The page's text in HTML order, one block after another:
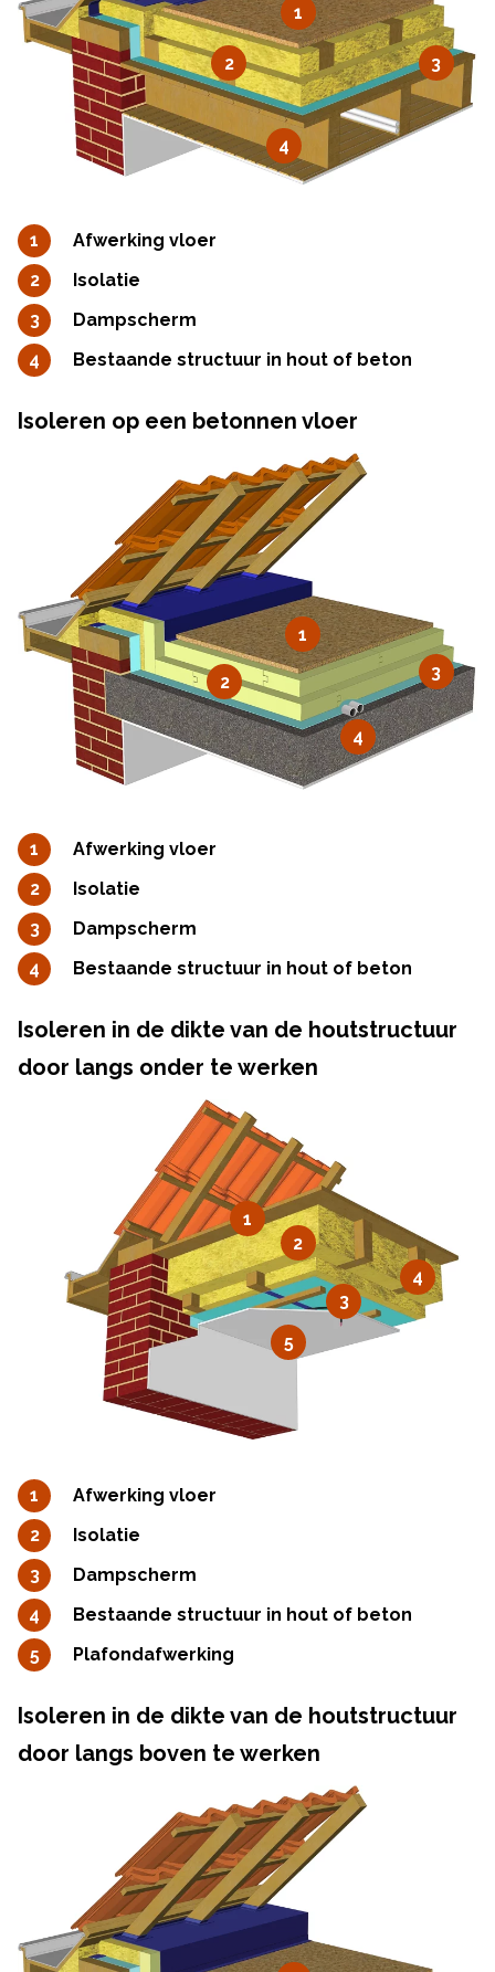
1
2 3
4
Afwerking vloer
Isolatie
Dampscherm
Bestaande structuur in hout of beton
Isoleren op een betonnen vloer
1
2 3
4
Afwerking vloer
Isolatie
Dampscherm
Bestaande structuur in hout of beton
Isoleren in de dikte van de houtstructuur
door langs onder te werken
1
2
3
4
5
Afwerking vloer
Isolatie
Dampscherm
Bestaande structuur in hout of beton
Plafondafwerking
Isoleren in de dikte van de houtstructuur
door langs boven te werken